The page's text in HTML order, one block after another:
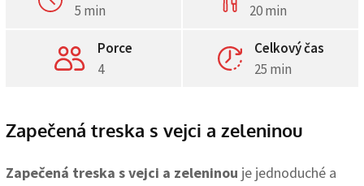
5 min
20 min
Porce
4
Celkový čas
25 min
Zapečená treska s vejci a zeleninou
Zapečená treska s vejci a zeleninou je jednoduché a